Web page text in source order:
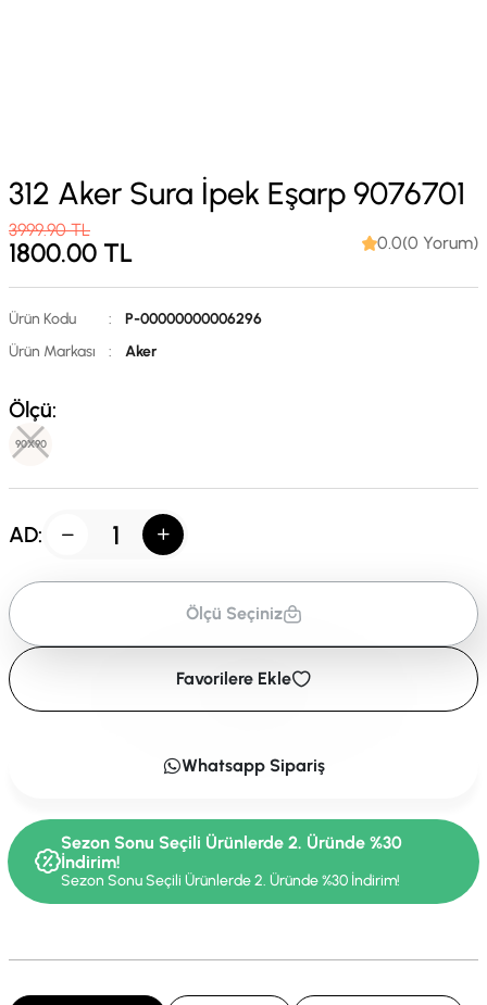
312 Aker Sura İpek Eşarp 9076701
3999.90TL
1800.00 TL 0.0(0 Yorum)
Ürün Kodu :
P-00000000006296
Ürün Markası
: Aker
Ölçü:
90X90
AD:
Ölçü Seçiniz
Favorilere Ekle
Whatsapp Sipariş
Sezon Sonu Seçili Ürünlerde 2. Üründe %30
İndirim!
Sezon Sonu Seçili Ürünlerde 2. Üründe %30 İndirim!